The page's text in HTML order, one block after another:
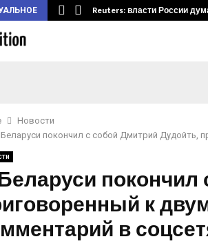
Reuters: власти России
Новости
покончил с собой Дмитрий Дудойть,
к
в